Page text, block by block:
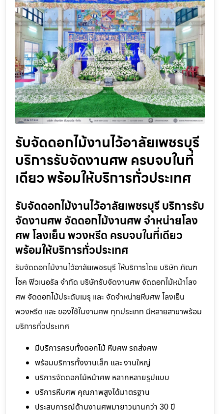
รับจัดดอกไม้งานไว้อาลัยเพชรบุรี
บริการรับจัดงานศพ ครบจบในที่
เดียว พร้อมให้บริการทั่วประเทศ
รับจัดดอกไม้งานไว้อาลัยเพชรบุรี บริการรับ
จัดงานศพ จัดดอกไม้งานศพ จำหน่ายโลง
ศพ โลงเย็น พวงหรีด ครบจบในที่เดียว
พร้อมให้บริการทั่วประเทศ
รับจัดดอกไม้งานไว้อาลัยเพชรบุรี ให้บริการโดย บริษัท ภัณฑ
โชค ฟิวเนอรัล จำกัด บริษัทรับจัดงานศพ จัดดอกไม้หน้าโลง
ศพ จัดดอกไม้ประดับเมรุ และ จัดจำหน่ายหีบศพ โลงเย็น
พวงหรีด และ ของใช้ในงานศพ ทุกประเภท มีหลายสาขาพร้อม
บริการทั่วประเทศ
มีบริการครบทั้งดอกไม้ หีบศพ รถส่งศพ
พร้อมบริการทั้งงานเล็ก และ งานใหญ่
บริการจัดดอกไม้หน้าศพ หลากหลายรูปแบบ
บริการหีบศพ คุณภาพสูงได้มาตรฐาน
ประสบการณ์ด้านงานศพมายาวนานกว่า 30 ปี